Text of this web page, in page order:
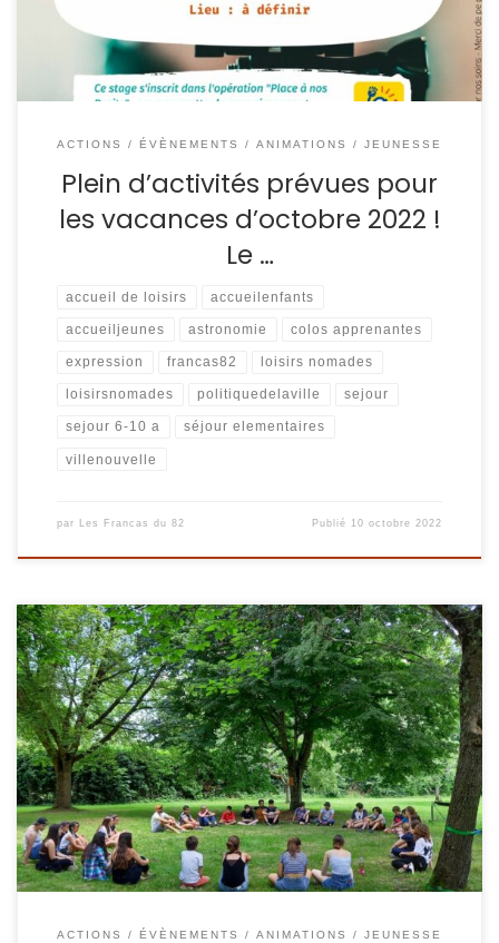
monde est invité à apporter son […]
ACTIONS / ÉVÈNEMENTS ANIMATIONS / JEUNESSE
Plein d’activités prévues pour
les vacances d’octobre 2022 !
Le …
accueil de loisirs accueilenfants
accueiljeunes astronomie colos apprenantes
expression francas82 loisirs nomades
loisirsnomades politiquedelaville sejour
sejour 6-10 a séjour elementaires
villenouvelle
par Les Francas du 82 Publié 10 octobre 2022
Le séjour ados des Francas a eu lieu du 10 au 16 juillet 2021
et il a été un vif succès !! Les jeunes ont adoré créer
ensemble des morceaux de musique et des jeux,
partager la vie quotidienne, aller à la plage et pour finir
présenter leurs créations au […]
ACTIONS / ÉVÈNEMENTS ANIMATIONS / JEUNESSE